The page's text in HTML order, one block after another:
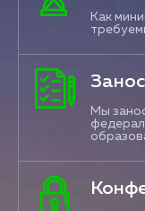
Как
Мы